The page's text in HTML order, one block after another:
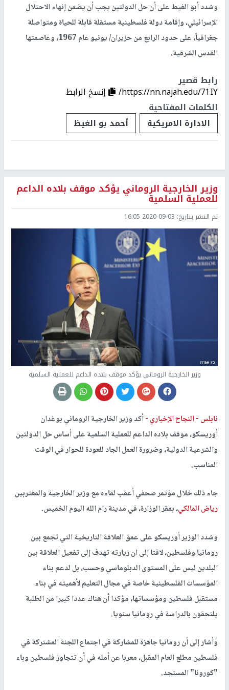
وشدد أبو الغيط على أن حل الدولتين يجب أن يضمن إنهاء الاحتلال
الإسرائيلي، وإقامة دولة فلسطينية مستقلة قابلة للحياة ومتواصلة
جغرافياً، على حدود الرابع من حزيران/ يونيو عام 1967، وعاصمتها
القدس الشرقية.
رابط قصير
https://nn.najah.edu/71IY/
إنسخ الرابط
الكلمات المفتاحية
الادارة الامريكية
أحمد بو الغيظ
وزير الخارجية الروماني يؤكد موقف بلاده الداعم
للعملية السلمية
تم النشر بتاريخ: 2020-09-03 16:05
وزير الخارجية الروماني يؤكد موقف بلاده الداعم للعملية السلمية
نابلس -النجاح الإخباري -أكد وزير الخارجية الروماني بوغدان
أوريسكو، موقف بلاده الداعم للعملية السلمية على أساس حل الدولتين
والشرعية الدولية، وضرورة العمل الجاد للعودة للحوار في الوقت
المناسب.
جاء ذلك خلال مؤتمر صحفي أعقب لقاءه مع وزير الخارجية والمغتربين
رياض المالكي، بمقر الوزارة، في مدينة رام الله اليوم الخميس.
وشدد الوزير أوريسكو على عمق العلاقة التاريخية التي تجمع بين
رومانيا وفلسطين، لافتا إلى ان زيارته تهدف إلى تفعيل العلاقة بين
البلدين ليس على المستوى الدبلوماسي وحسب، بل لدعم بناء
المؤسسات الفلسطينية خاصة في مجال التعليم لأهميته في بناء
مستقبل فلسطين ومؤسساتها، مؤكدا أن هناك عددا كبيرا من الطلبة
يلتحقون بالدراسة في رومانيا سنويا.
وأشار إلى أن رومانيا جاهزة للمشاركة في اجتماع اللجنة المشتركة في
فلسطين مطلع العام المقبل، معربا عن أمله في أن تتجاوز فلسطين وباء
"كورونا" المستجد.